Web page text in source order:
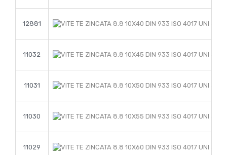
12881
11032
11031
11030
11029